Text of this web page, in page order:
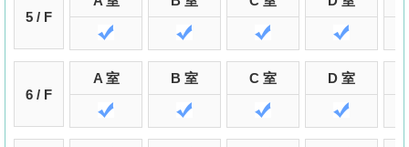
們
5 / F
6 / F
A 室 B 室 C 室 D 室